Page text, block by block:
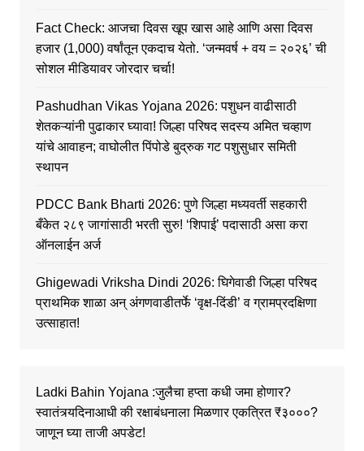
Fact Check: आजचा दिवस खूप खास आहे आणि असा दिवस
हजार (1,000) वर्षांतून एकदाच येतो. ‘जन्मवर्ष + वय = २०२६’ ची
सोशल मीडियावर जोरदार चर्चा!
Pashudhan Vikas Yojana 2026: पशुधन वाढीसाठी
शेतकऱ्यांनी पुढाकार घ्यावा! जिल्हा परिषद सदस्य अमित चव्हाण
यांचे आवाहन; वाघोलीत पिंपोडे बुद्रुक गट पशुसुधार समिती
स्थापन
PDCC Bank Bharti 2026: पुणे जिल्हा मध्यवर्ती सहकारी
बँकेत २८९ जागांसाठी भरती सुरु! ‘शिपाई’ पदासाठी असा करा
ऑनलाईन अर्ज
Ghigewadi Vriksha Dindi 2026: घिगेवाडी जिल्हा परिषद
प्राथमिक शाळा अन् अंगणवाडीतर्फे ‘वृक्ष-दिंडी’ व ग्रामप्रदक्षिणा
उत्साहात!
Ladki Bahin Yojana :जुलैचा हप्ता कधी जमा होणार?
स्वातंत्र्यदिनाआधी की रक्षाबंधनाला मिळणार एकत्रित ₹३०००?
जाणून घ्या ताजी अपडेट!